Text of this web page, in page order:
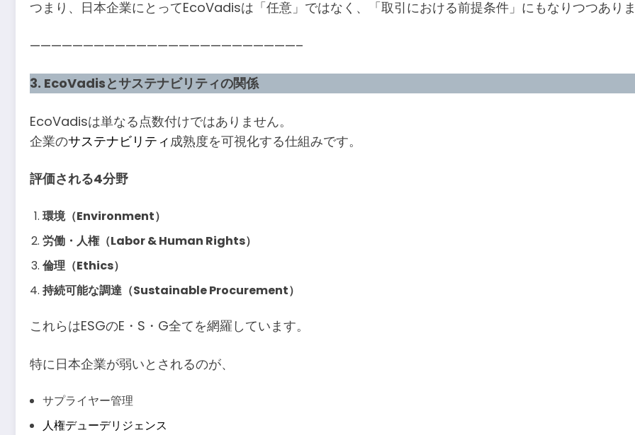
つまり、日本企業にとってEcoVadisは「任意」ではなく、「取引における前提条件」にもなりつつあり
—————————————————————————–
3. EcoVadisとサステナビリティの関係
EcoVadisは単なる点数付けではありません。
企業のサステナビリティ成熟度を可視化する仕組みです。
評価される4分野
環境（Environment）
労働・人権（Labor & Human Rights）
倫理（Ethics）
持続可能な調達（Sustainable Procurement）
これらはESGのE・S・G全てを網羅しています。
特に日本企業が弱いとされるのが、
サプライヤー管理
人権デューデリジェンス